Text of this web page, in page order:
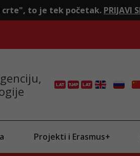
početak.PRIJAVI SE!
Projekti i Erasmus+